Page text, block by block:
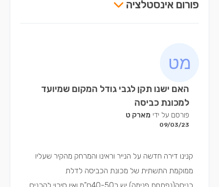
פורום אינסטלציה
האם ישנו תקן לגבי גודל המקום שמיועד
למכונת כביסה
פורסם על ידי מארק ט
09/03/23
קנינו דירה חדשה על הנייר וראינו והמרחק מהקיר שעליו
ממוקמת התשתית של מכונת הכביסה לדלת